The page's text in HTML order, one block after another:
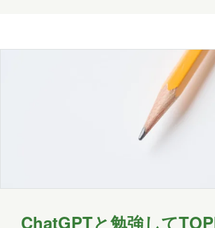
北海道
医療 名古屋
導入支援
愛媛
暮らし
だ。 便利すぎて、怖い。 「あれ、
自分で考えたっけ？」 先日、ふと…
ChatGPTと勉強して